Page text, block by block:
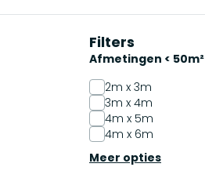
Filters
Afmetingen < 50m²
2m x 3m
3m x 4m
4m x 5m
4m x 6m
Meer opties